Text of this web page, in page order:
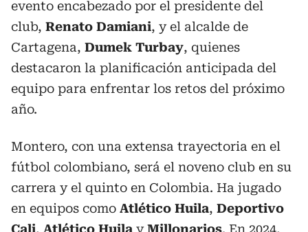
evento encabezado por el presidente del
club, Renato Damiani, y el alcalde de
Cartagena, Dumek Turbay, quienes
destacaron la planificación anticipada del
equipo para enfrentar los retos del próximo
año.
Montero, con una extensa trayectoria en el
fútbol colombiano, será el noveno club en su
carrera y el quinto en Colombia. Ha jugado
en equipos como Atlético Huila, Deportivo
Cali, Atlético Huila yMillonarios. En 2024,